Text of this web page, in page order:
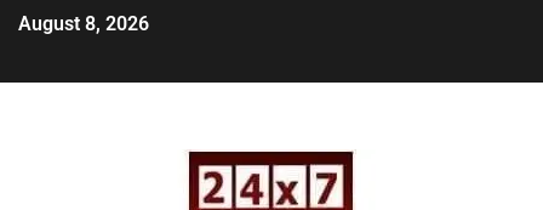
August 8, 2026